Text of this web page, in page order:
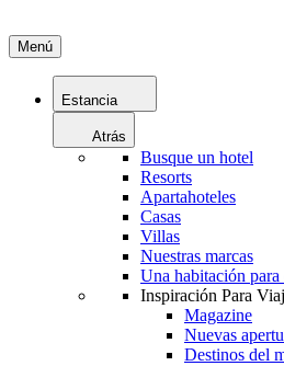
Menú
Estancia
Atrás
Busque un hotel
Resorts
Apartahoteles
Casas
Villas
Nuestras marcas
Una habitación para
Inspiración Para
Magazine
Nuevas
Destinos del